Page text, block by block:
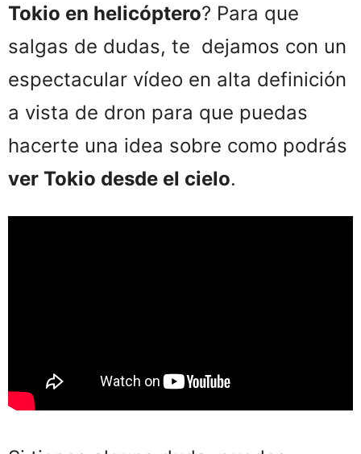
Tokio en helicóptero? Para que
salgas de dudas, te dejamos con un
espectacular vídeo en alta definición
a vista de dron para que puedas
hacerte una idea sobre como podrás
ver Tokio desde el cielo.